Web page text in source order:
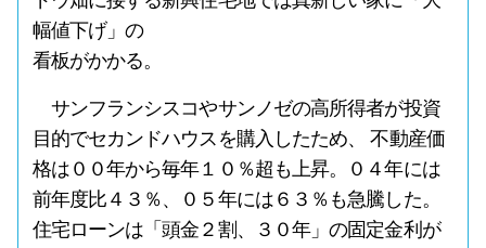
幅値下げ」の
看板がかかる。
サンフランシスコやサンノゼの高所得者が投資
目的でセカンドハウスを購入したため、 不動産価
格は００年から毎年１０％超も上昇。０４年には
前年度比４３％、０５年には６３％も急騰した。
住宅ローンは「頭金２割、３０年」の固定金利が